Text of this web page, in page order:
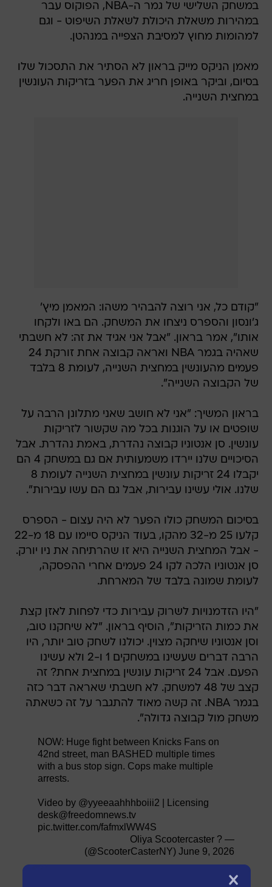
במשחק השלישי של גמר ה-NBA, הפוקוס עבר
במהירות משאלת היכולת לשאלת השיפוט - וגם
למהומות מחוץ למסיבת הצפייה במנהטן.
מאמן הניקס מייק בראון לא הסתיר את התסכול שלו
בסיום, וביקר באופן חריג את הפער בזריקות העונשין
במחצית השנייה.
"קודם כל, אני רוצה להבהיר משהו: המאמן מיץ'
ג'ונסון והספרס ניצחו את המשחק. הם באו ולקחו
אותו", אמר בראון. "אבל אני אגיד את זה: לא חשבתי
שאהיה בגמר NBA ואראה קבוצה אחת זורקת 24
פעמים מהעונשין במחצית השנייה, לעומת 8 בלבד
של הקבוצה השנייה".
בראון המשיך: "אני לא חושב שאני מתלונן הרבה על
שופטים או על הוגנות בכל מה שקשור לזריקות
עונשין. סן אנטוניו קבוצה נהדרת, באמת נהדרת. אבל
הסיכויים שלנו יירדו משמעותית אם גם במשחק 4 הם
יקבלו 24 זריקות עונשין במחצית השנייה לעומת 8
שלנו. אולי עשינו עבירות, אבל גם הם עשו עבירות".
בסיכום המשחק כולו הפער לא היה עצום - הספרס
קלעו 25 מ-32 מהקו, בעוד הניקס סיימו עם 18 מ-22
- אבל המחצית השנייה היא זו שהרתיחה את ניו יורק.
סן אנטוניו הלכה לקו 24 פעמים אחרי ההפסקה,
לעומת שמונה בלבד של המארחת.
"היו הזדמנויות לשרוק עבירות כדי לפחות לאזן קצת
את כמות הזריקות", הוסיף בראון. "לא שיחקנו טוב,
וסן אנטוניו שיחקה מצוין. יכולנו לשחק טוב יותר, היו
הרבה דברים שעשינו במשחקים 1 ו-2 ולא עשינו
הפעם. אבל 24 זריקות עונשין במחצית אחת? זה
קצב של 48 למשחק. לא חשבתי שאראה דבר כזה
בגמר NBA. זה קשה מאוד להתגבר על זה כשאתה
משחק מול קבוצה גדולה".
NOW: Huge fight between Knicks Fans on
42nd street, man BASHED multiple times
with a bus stop sign. Cops make multiple
arrests.
Video by @yyeeaahhhboiii2 | Licensing
desk@freedomnews.tv
pic.twitter.com/fafmxlWW4S
— Oliya Scootercaster ?
(@ScooterCasterNY) June 9, 2026